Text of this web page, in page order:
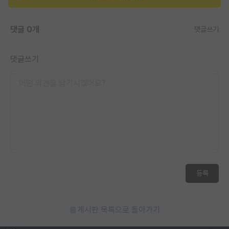
댓글 0개 댓글쓰기
댓글쓰기
등록
게시판 목록으로 돌아가기